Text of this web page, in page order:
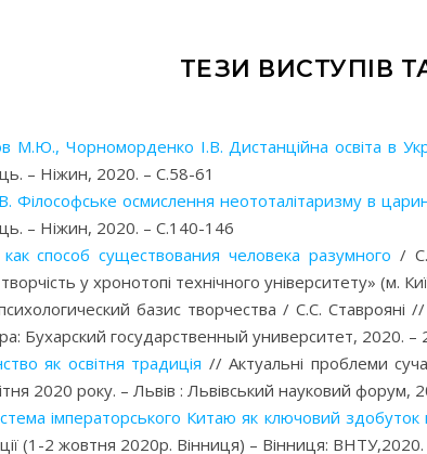
ТЕЗИ ВИСТУПІВ
М.Ю., Чорноморденко І.В. Дистанційна освіта в
– Ніжин, 2020. – С.58-61
Філософське осмислення неототалітаризму в
– Ніжин, 2020. – С.140-146
способ существования человека разумного /
у хронотопі технічного університету» (м.
базис творчества / С.С. Ставрояні //
Бухарский государственный университет, 2020. –
як освітня традиція // Актуальні проблеми
2020 року. – Львів : Львівський науковий форум,
імператорського Китаю як ключовий здобуток
(1-2 жовтня 2020р. Вінниця) – Вінниця: